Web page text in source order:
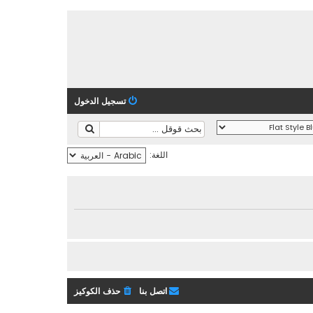
تسجيل الدخول
اللغة:
حذف الكوكيز اتصل بنا